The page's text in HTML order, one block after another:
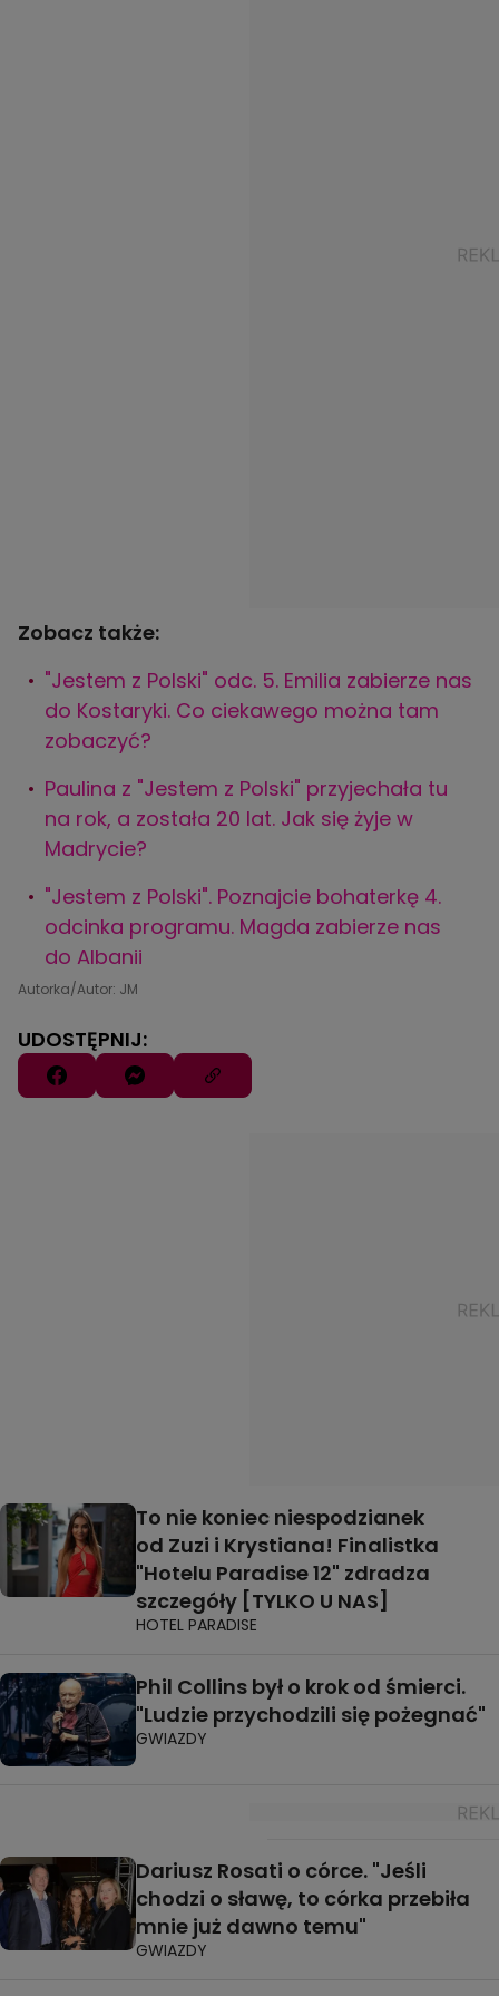
Zobacz także:
"Jestem z Polski" odc. 5. Emilia zabierze nas
do Kostaryki. Co ciekawego można tam
zobaczyć?
Paulina z "Jestem z Polski" przyjechała tu
na rok, a została 20 lat. Jak się żyje w
Madrycie?
"Jestem z Polski". Poznajcie bohaterkę 4.
odcinka programu. Magda zabierze nas
do Albanii
Autorka/Autor: JM
UDOSTĘPNIJ:
To nie koniec niespodzianek
od Zuzi i Krystiana! Finalistka
"Hotelu Paradise 12" zdradza
szczegóły [TYLKO U NAS]
HOTEL PARADISE
Phil Collins był o krok od śmierci.
"Ludzie przychodzili się pożegnać"
GWIAZDY
Dariusz Rosati o córce. "Jeśli
chodzi o sławę, to córka przebiła
mnie już dawno temu"
GWIAZDY